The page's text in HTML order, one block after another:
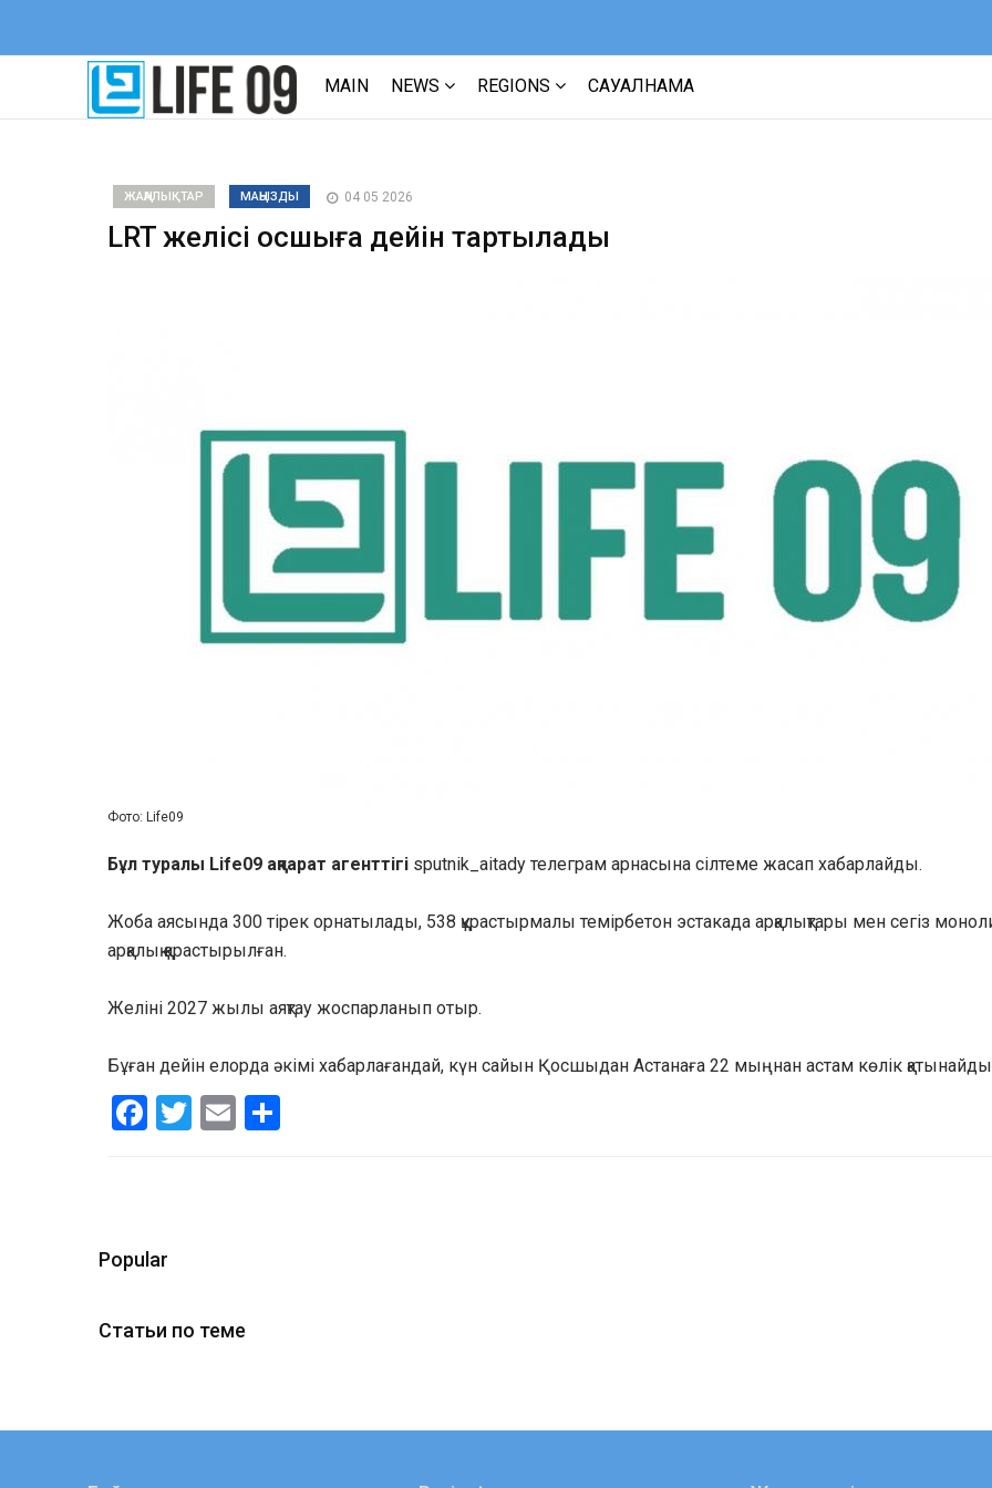
MAIN NEWS REGIONS САУАЛНАМА
ЖАҢАЛЫҚТАР МАҢЫЗДЫ 04 05 2026
LRT желісі Қосшыға дейін тартылады
Фото: Life09
Бұл туралы Life09 ақпарат агенттігі sputnik_aitady телеграм арнасына сілтеме жасап хабарлайды.
Жоба аясында 300 тірек орнатылады, 538 құрастырмалы темірбетон эстакада арқалықтары мен сегіз
арқалық қарастырылған.
Желіні 2027 жылы аяқтау жоспарланып отыр.
Бұған дейін елорда әкімі хабарлағандай, күн сайын Қосшыдан Астанаға 22 мыңнан астам көлік
Facebook
Twitter
Email
Popular
Статьи по теме